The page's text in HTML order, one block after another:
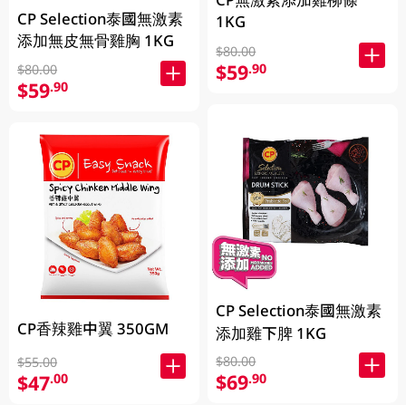
CP Selection泰國無激素
添加無皮無骨雞胸 1KG
$80.00
$59.90
CP香辣雞中翼 350GM
$55.00
$47.00
1KG
$80.00
$59.90
CP Selection泰國無激素
添加雞下脾 1KG
$80.00
$69.90